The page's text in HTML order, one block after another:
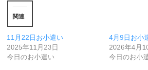
関連
11月22日お小遣い
2025年11月23日
今日のお小遣い
4月9日お小
2026年4月
今日のお小